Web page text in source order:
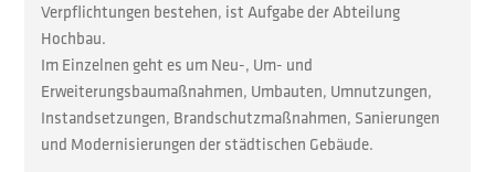
Verpflichtungen bestehen, ist Aufgabe der Abteilung
Hochbau.
Im Einzelnen geht es um Neu-, Um- und
Erweiterungsbaumaßnahmen, Umbauten, Umnutzungen,
Instandsetzungen, Brandschutzmaßnahmen, Sanierungen
und Modernisierungen der städtischen Gebäude.